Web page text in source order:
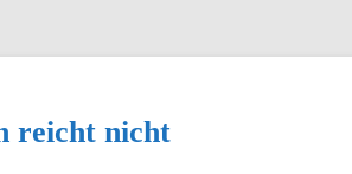
reicht nicht